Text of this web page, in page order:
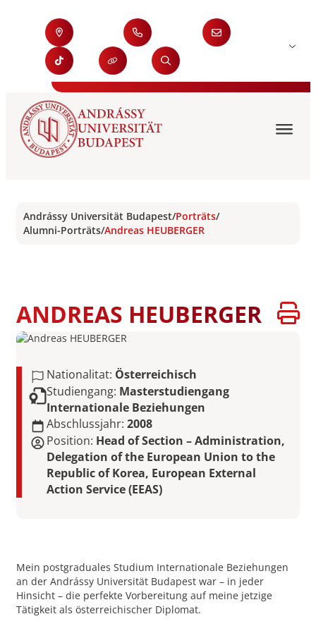
Andrássy Universität Budapest/Porträts/
Alumni-Porträts/Andreas HEUBERGER
ANDREAS HEUBERGER
Nationalitat: Österreichisch
Studiengang: Masterstudiengang
Internationale Beziehungen
Abschlussjahr: 2008
Position: Head of Section – Administration,
Delegation of the European Union to the
Republic of Korea, European External
Action Service (EEAS)
Mein postgraduales Studium Internationale Beziehungen
an der Andrássy Universität Budapest war – in jeder
Hinsicht – die perfekte Vorbereitung auf meine jetzige
Tätigkeit als österreichischer Diplomat.